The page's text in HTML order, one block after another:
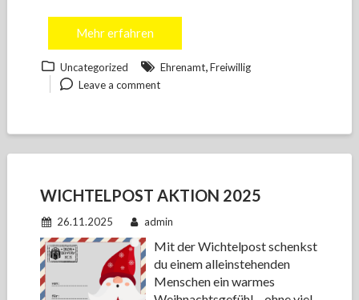
Mehr erfahren
Uncategorized Ehrenamt,Freiwillig
Leave a comment
WICHTELPOST AKTION 2025
26.11.2025 admin
Mit der Wichtelpost schenkst
du einem alleinstehenden
Menschen ein warmes